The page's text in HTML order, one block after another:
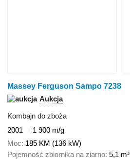
Massey Ferguson Sampo 7238
Aukcja
Kombajn do zboża
2001
1 900 m/g
Moc 185 KM (136 kW)
Pojemność zbiornika na ziarno 5,1 m³